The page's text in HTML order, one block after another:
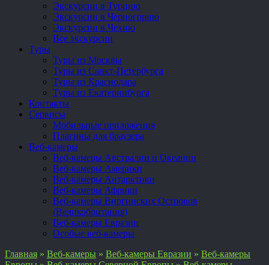
Экскурсии в Турцию
Экскурсии в Черногорию
Экскурсии в Чехию
Все экскурсии
Туры
Туры из Москвы
Туры из Санкт-Петербурга
Туры из Краснодара
Туры из Екатеринбурга
Контакты
Сервисы
Мобильные приложения
Плагины для браузера
Веб-камеры
Веб-камеры Австралии и Океании
Веб-камеры Америки
Веб-камеры Антарктики
Веб-камеры Африки
Веб-камеры Виргинских Островов
(Великобритания)
Веб-камеры Евразии
Особые веб-камеры
Главная » Веб-камеры » Веб-камеры Евразии » Веб-камеры